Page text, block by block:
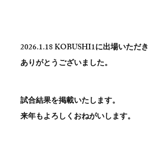
2026.1.18KOBUSHI1に出場いただき
ありがとう​ございました。
試合結果を掲載いたします。
​来年もよろしくおねがいします。